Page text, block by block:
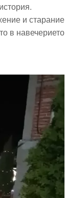
и старание
в навечерието